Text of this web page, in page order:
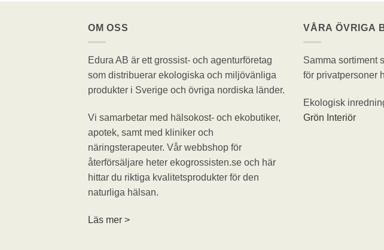
OM OSS
Edura AB är ett grossist- och agenturföretag
som distribuerar ekologiska och miljövänliga
produkter i Sverige och övriga nordiska länder.
Vi samarbetar med hälsokost- och ekobutiker,
apotek, samt med kliniker och
näringsterapeuter. Vår webbshop för
återförsäljare heter ekogrossisten.se och här
hittar du riktiga kvalitetsprodukter för den
naturliga hälsan.
Läs mer >
VÅRA ÖVRIGA
Samma sortiment
för privatpersoner
Ekologisk
Grön Interiör